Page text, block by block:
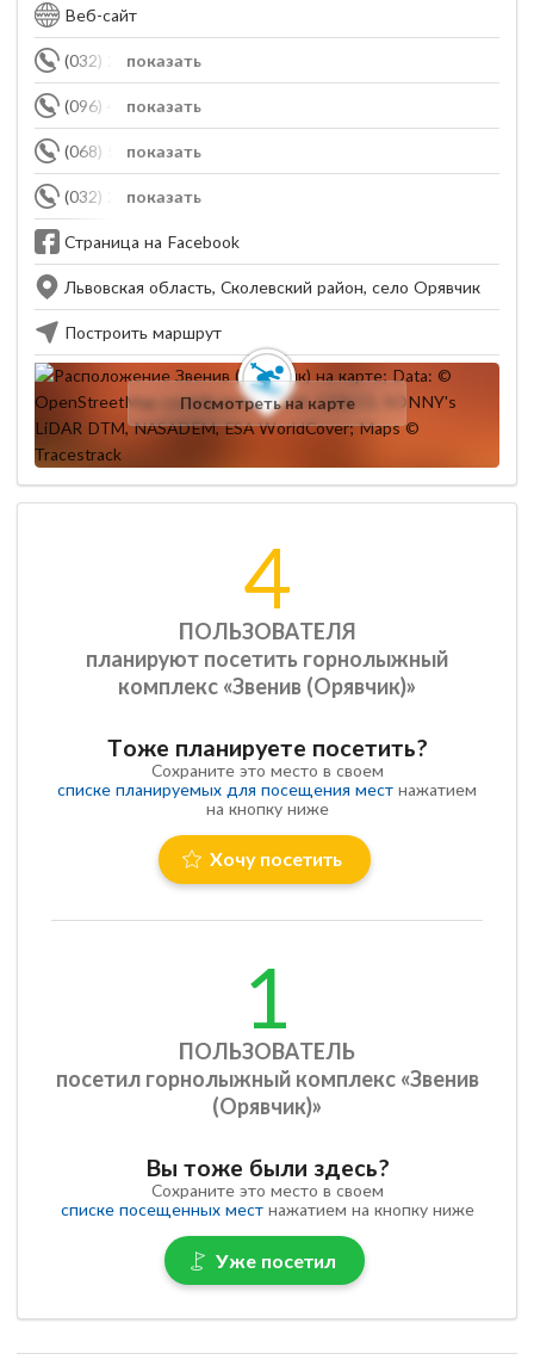
Веб-сайт
показать
(032) 240-36-07
показать
(096) 450-41-87
показать
(068) 575-31-26
показать
(032) 240-35-09
Страница на Facebook
Львовская область, Сколевский район, село Орявчик
Построить маршрут
Посмотреть на карте
4
ПОЛЬЗОВАТЕЛЯ
планируют посетить горнолыжный
комплекс «Звенив (Орявчик)»
Тоже планируете посетить?
Сохраните это место в своем
списке планируемых для посещения мест нажатием
на кнопку ниже
Хочу посетить
1
ПОЛЬЗОВАТЕЛЬ
посетил горнолыжный комплекс «Звенив
(Орявчик)»
Вы тоже были здесь?
Сохраните это место в своем
списке посещенных местнажатием на кнопку ниже
Уже посетил